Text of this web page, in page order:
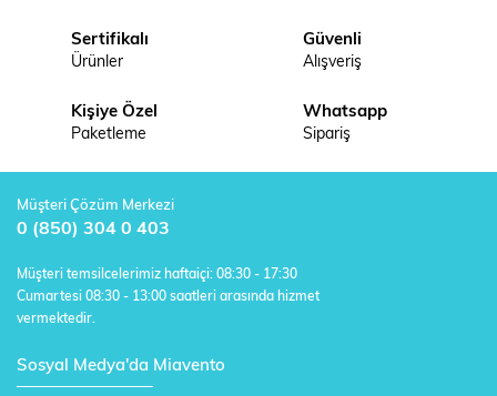
Sertifikalı
Ürünler
Güvenli
Alışveriş
Kişiye Özel
Paketleme
Whatsapp
Sipariş
Müşteri Çözüm Merkezi
0 (850) 304 0 403
Müşteri temsilcelerimiz haftaiçi: 08:30 - 17:30
Cumartesi 08:30 - 13:00 saatleri arasında hizmet
vermektedir.
Sosyal Medya'da Miavento